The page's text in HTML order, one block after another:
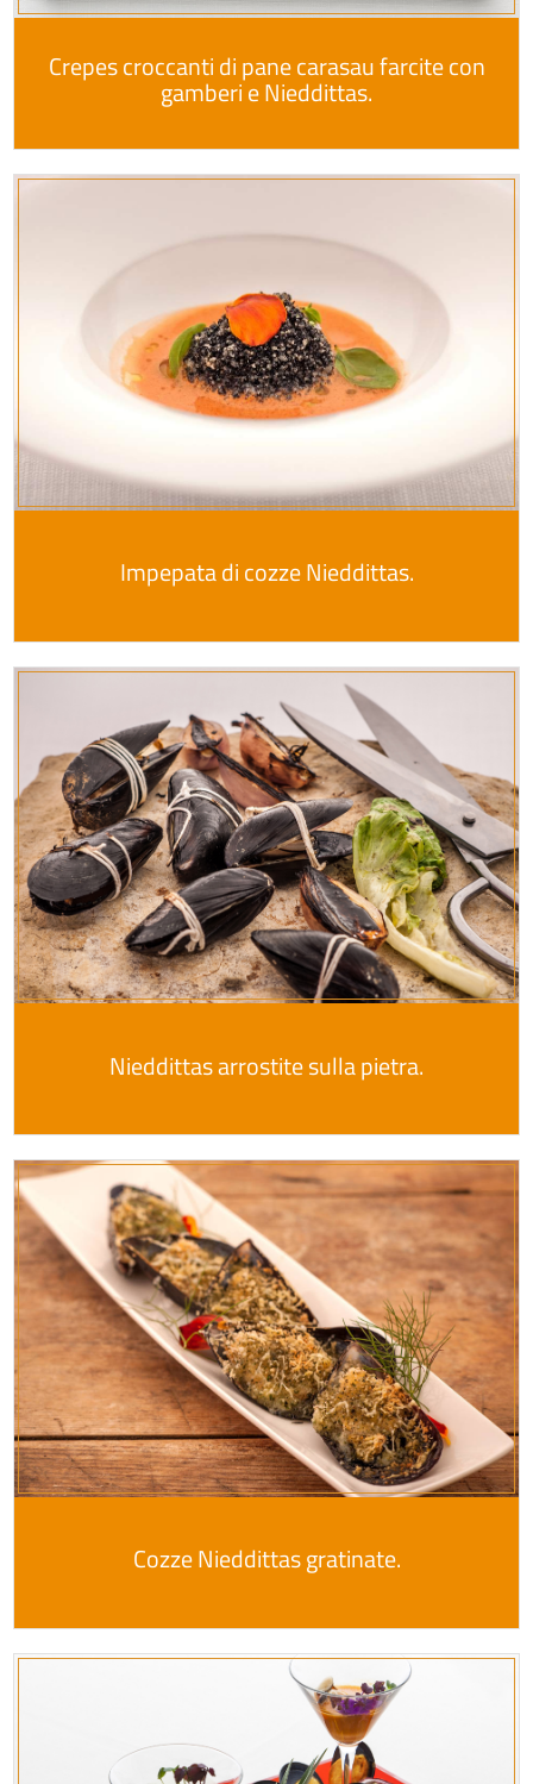
Crepes croccanti di pane carasau farcite con
gamberi e Nieddittas.
Impepata di cozze Nieddittas.
Nieddittas arrostite sulla pietra.
Cozze Nieddittas gratinate.